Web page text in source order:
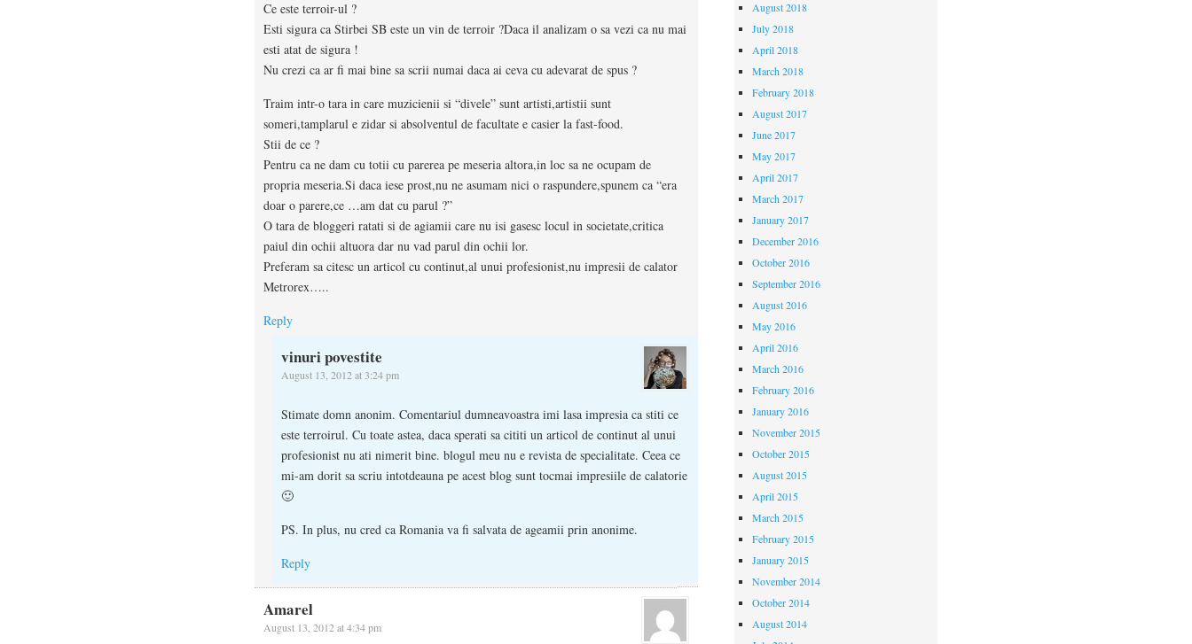
Ce este terroir-ul ?
Esti sigura ca Stirbei SB este un vin de terroir ?Daca il analizam o sa vezi ca nu mai
esti atat de sigura !
Nu crezi ca ar fi mai bine sa scrii numai daca ai ceva cu adevarat de spus ?
Traim intr-o tara in care muzicienii si “divele” sunt artisti,artistii sunt
someri,tamplarul e zidar si absolventul de facultate e casier la fast-food.
Stii de ce ?
Pentru ca ne dam cu totii cu parerea pe meseria altora,in loc sa ne ocupam de
propria meseria.Si daca iese prost,nu ne asumam nici o raspundere,spunem ca “era
doar o parere,ce …am dat cu parul ?”
O tara de bloggeri ratati si de agiamii care nu isi gasesc locul in societate,critica
paiul din ochii altuora dar nu vad parul din ochii lor.
Preferam sa citesc un articol cu continut,al unui profesionist,nu impresii de calator
Metrorex…..
Reply
vinuri povestite
August 13, 2012 at 3:24 pm
Stimate domn anonim. Comentariul dumneavoastra imi lasa impresia ca stiti ce
este terroirul. Cu toate astea, daca sperati sa cititi un articol de continut al unui
profesionist nu ati nimerit bine. blogul meu nu e revista de specialitate. Ceea ce
mi-am dorit sa scriu intotdeauna pe acest blog sunt tocmai impresiile de calatorie
🙂
PS. In plus, nu cred ca Romania va fi salvata de ageamii prin anonime.
Reply
Amarel
August 13, 2012 at 4:34 pm
August 2018
July 2018
April 2018
March 2018
February 2018
August 2017
June 2017
May 2017
April 2017
March 2017
January 2017
December 2016
October 2016
September 2016
August 2016
May 2016
April 2016
March 2016
February 2016
January 2016
November 2015
October 2015
August 2015
April 2015
March 2015
February 2015
January 2015
November 2014
October 2014
August 2014